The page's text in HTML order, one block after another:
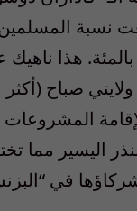
1960 لا تتجاوز 38
صباح (أكثر
اليسير مما
في